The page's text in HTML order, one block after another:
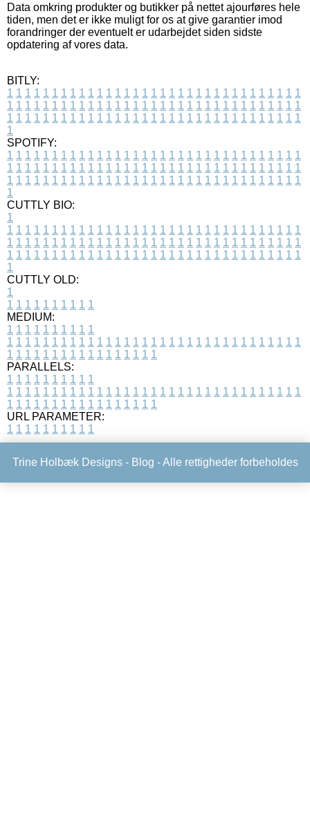
Data omkring produkter og butikker på nettet ajourføres hele
tiden, men det er ikke muligt for os at give garantier imod
forandringer der eventuelt er udarbejdet siden sidste
opdatering af vores data.
BITLY:
1 1 1 1 1 1 1 1 1 1 1 1 1 1 1 1 1 1 1 1 1 1 1 1 1 1 1 1 1 1 1 1 1
1 1 1 1 1 1 1 1 1 1 1 1 1 1 1 1 1 1 1 1 1 1 1 1 1 1 1 1 1 1 1 1 1
1 1 1 1 1 1 1 1 1 1 1 1 1 1 1 1 1 1 1 1 1 1 1 1 1 1 1 1 1 1 1 1 1
1
SPOTIFY:
1 1 1 1 1 1 1 1 1 1 1 1 1 1 1 1 1 1 1 1 1 1 1 1 1 1 1 1 1 1 1 1 1
1 1 1 1 1 1 1 1 1 1 1 1 1 1 1 1 1 1 1 1 1 1 1 1 1 1 1 1 1 1 1 1 1
1 1 1 1 1 1 1 1 1 1 1 1 1 1 1 1 1 1 1 1 1 1 1 1 1 1 1 1 1 1 1 1 1
1
CUTTLY BIO:
1
1 1 1 1 1 1 1 1 1 1 1 1 1 1 1 1 1 1 1 1 1 1 1 1 1 1 1 1 1 1 1 1 1
1 1 1 1 1 1 1 1 1 1 1 1 1 1 1 1 1 1 1 1 1 1 1 1 1 1 1 1 1 1 1 1 1
1 1 1 1 1 1 1 1 1 1 1 1 1 1 1 1 1 1 1 1 1 1 1 1 1 1 1 1 1 1 1 1 1
1
CUTTLY OLD:
1
1 1 1 1 1 1 1 1 1 1
MEDIUM:
1 1 1 1 1 1 1 1 1 1
1 1 1 1 1 1 1 1 1 1 1 1 1 1 1 1 1 1 1 1 1 1 1 1 1 1 1 1 1 1 1 1 1
1 1 1 1 1 1 1 1 1 1 1 1 1 1 1 1 1
PARALLELS:
1 1 1 1 1 1 1 1 1 1
1 1 1 1 1 1 1 1 1 1 1 1 1 1 1 1 1 1 1 1 1 1 1 1 1 1 1 1 1 1 1 1 1
1 1 1 1 1 1 1 1 1 1 1 1 1 1 1 1 1
URL PARAMETER:
1 1 1 1 1 1 1 1 1 1
Trine Holbæk Designs - Blog - Alle rettigheder forbeholdes